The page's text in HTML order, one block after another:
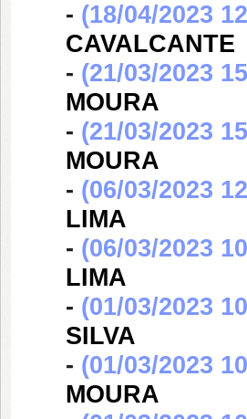
- (18/04/2023
CAVALCANTE
- (21/03/2023
MOURA
- (21/03/2023
MOURA
- (06/03/2023
LIMA
- (06/03/2023
LIMA
- (01/03/2023
SILVA
- (01/03/2023
MOURA